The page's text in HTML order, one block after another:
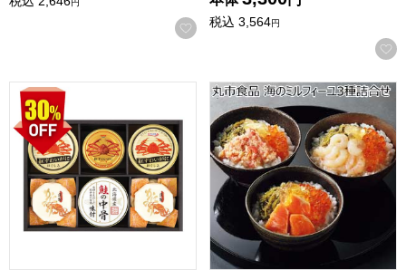
円
お気に入りに登録する
税込 3,564円
シーフードバラエティギフト【夏の贈りもの・お中元】
丸市食品 海のミルフィーユ3